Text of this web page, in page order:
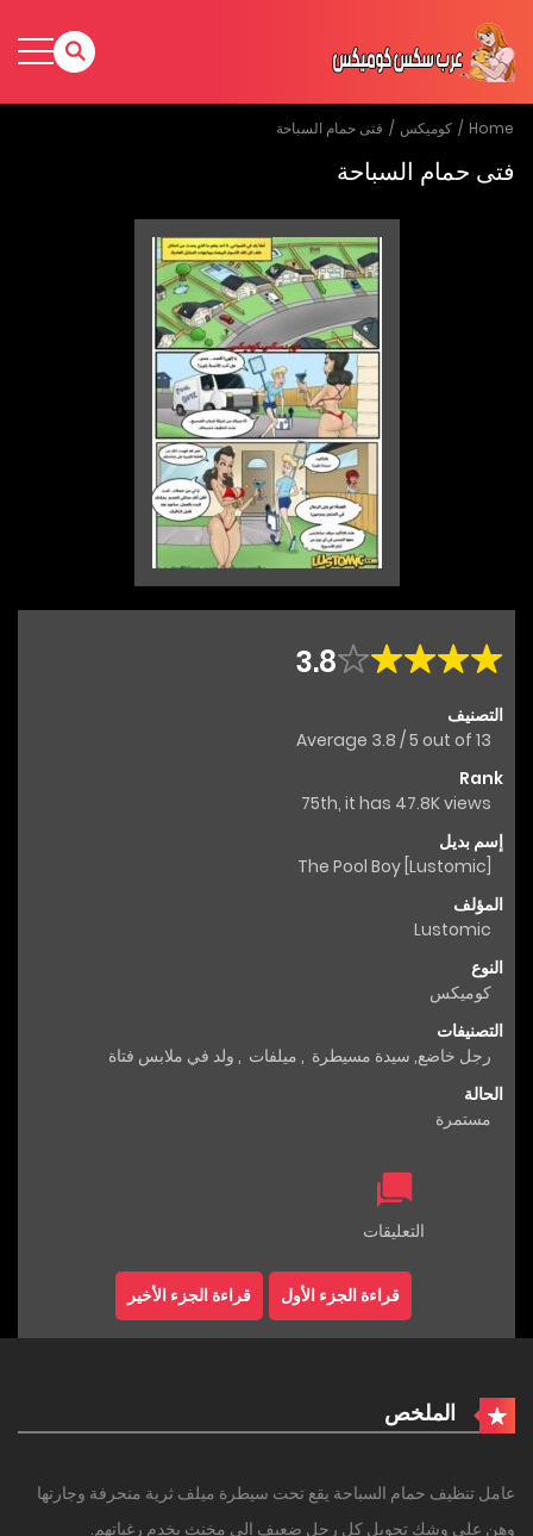
Home كوميكس فتى حمام السباحة
فتى حمام السباحة
3.8
التصنيف
Average 3.8 /5 out of 13
Rank
75th, it has 47.8K views
إسم بديل
The Pool Boy [Lustomic]
المؤلف
Lustomic
النوع
كوميكس
التصنيفات
رجل خاضع, سيدة مسيطرة , ميلفات , ولد في ملابس فتاة
الحالة
مستمرة
التعليقات
قراءة الجزء الأول قراءة الجزء الأخير
الملخص
عامل تنظيف حمام السباحة يقع تحت سيطرة ميلف ثرية منحرفة وجارتها
وهن على وشك تحويل كل رجل ضعيف إلى مخنث يخدم رغباتهم.